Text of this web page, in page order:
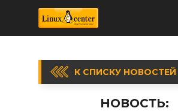
К СПИСКУ НОВОСТЕЙ
НОВОСТЬ: